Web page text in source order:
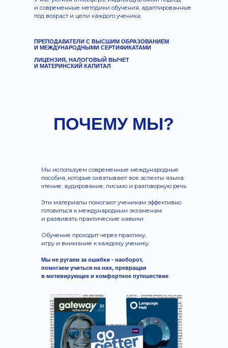
И МЕТОДИКА
Английский через игру, песни,
сказки и ролевые игры.
Дети учатся простым фразам
базовую лексику, внимание,
память и уверенность в себе.
навыков: лексика, грамматика,
аудирование и разговорная
языковой барьер, чувствовали
себя уверенно при общении на
английском и улучшали
успеваемость в школе.
Интерактивные задания и
живое общение делают занятия
интересными и увлекательными.
ШКОЛЬНИКИ
7–17 ЛЕТ